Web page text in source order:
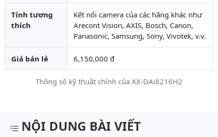
Thông số kỹ thuật chính của KX-DAi8216H2
Tính tương
thích
Kết nối camera của các hãng khác như
Arecont Vision, AXIS, Bosch, Canon,
Panasonic, Samsung, Sony, Vivotek, v.v.
Giá bán lẻ 6,150,000 đ
Mô tả chi tiết sản phẩm
NỘI DUNG BÀI VIẾT